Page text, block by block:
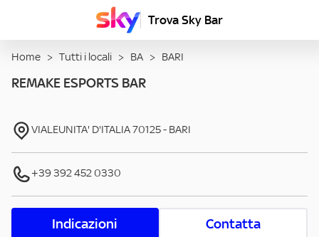
Trova Sky Bar
Home > Tutti i locali > BA > BARI
REMAKE ESPORTS BAR
VIALEUNITA' D'ITALIA70125- BARI
+39 392 452 0330
Indicazioni Contatta